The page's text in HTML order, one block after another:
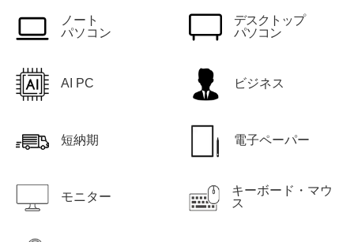
ノート
パソコン
デスクトップ
パソコン
AI PC ビジネス
短納期 電子ペーパー
モニター
キーボード・マウ
ス